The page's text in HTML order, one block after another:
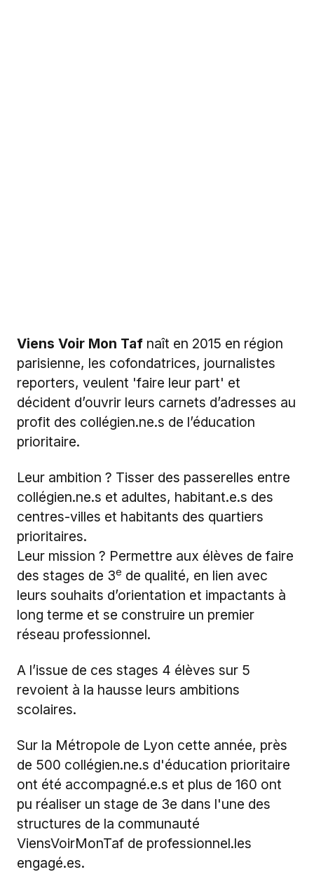
Viens Voir Mon Taf naît en 2015 en région
parisienne, les cofondatrices, journalistes
reporters, veulent 'faire leur part' et
décident d’ouvrir leurs carnets d’adresses au
profit des collégien.ne.s de l’éducation
prioritaire.
Leur ambition ? Tisser des passerelles entre
collégien.ne.s et adultes, habitant.e.s des
centres-villes et habitants des quartiers
prioritaires.
Leur mission ? Permettre aux élèves de faire
des stages de 3e de qualité, en lien avec
leurs souhaits d’orientation et impactants à
long terme et se construire un premier
réseau professionnel.
A l’issue de ces stages 4 élèves sur 5
revoient à la hausse leurs ambitions
scolaires.
Sur la Métropole de Lyon cette année, près
de 500 collégien.ne.s d'éducation prioritaire
ont été accompagné.e.s et plus de 160 ont
pu réaliser un stage de 3e dans l'une des
structures de la communauté
ViensVoirMonTaf de professionnel.les
engagé.es.